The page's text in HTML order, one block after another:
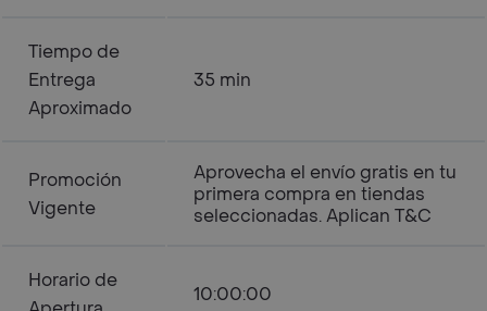
Tiempo de
Entrega
Aproximado
35 min
Promoción
Vigente
Aprovecha el envío gratis en tu
primera compra en tiendas
seleccionadas. Aplican T&C
Horario de
10:00:00